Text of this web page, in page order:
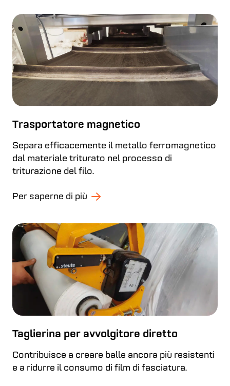
Trasportatore magnetico
Separa efficacemente il metallo ferromagnetico
dal materiale triturato nel processo di
triturazione del filo.
Per saperne di più
Taglierina per avvolgitore diretto
Contribuisce a creare balle ancora più resistenti
e a ridurre il consumo di film di fasciatura.